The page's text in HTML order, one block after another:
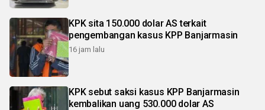
KPK sita 150.000 dolar AS terkait
pengembangan kasus KPP Banjarmasin
16 jam lalu
KPK sebut saksi kasus KPP Banjarmasin
kembalikan uang 530.000 dolar AS